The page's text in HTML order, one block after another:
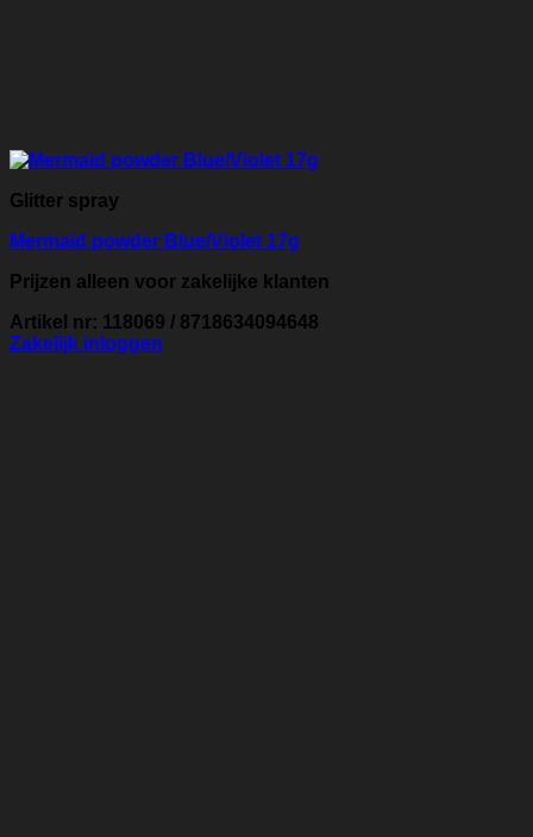
Glitter spray
Mermaid powder Blue/Violet 17g
Prijzen alleen voor zakelijke klanten
Artikel nr: 118069 / 8718634094648
Zakelijk inloggen